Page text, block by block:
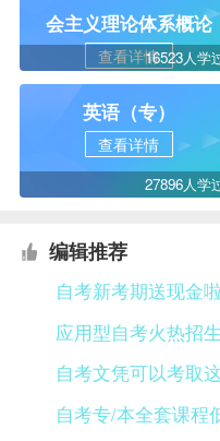
会主义理论体系概论
查看详情16523人学
英语（专）
查看详情
27896人学
编辑推荐
自考新考期送现金
应用型自考火热招
自考文凭可以考取
自考专/本全套课程